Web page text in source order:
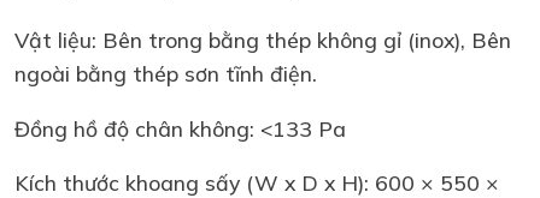
Vật liệu: Bên trong bằng thép không gỉ (inox), Bên
ngoài bằng thép sơn tĩnh điện.
Đồng hồ độ chân không: <133 Pa
Kích thước khoang sấy (W x D x H): 600 × 550 ×